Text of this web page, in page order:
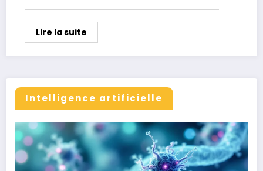
Lire la suite
Intelligence artificielle